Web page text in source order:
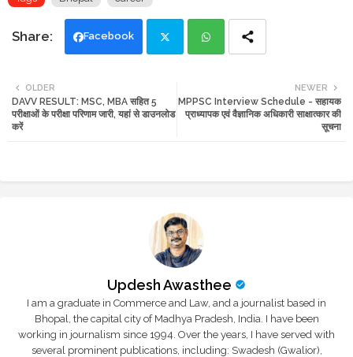
Facebook
ats
NEWER
MPPSC Interview Schedule - सहायक
प्राध्यापक एवं वैज्ञानिक अधिकारी साक्षात्कार की
सूचना
OLDER
DAVV RESULT: MSC, MBA सहित 5
परीक्षाओं के परीक्षा परिणाम जारी, यहां से डाउनलोड
करें
Updesh Awasthee
I am a graduate in Commerce and Law, and a journalist based in
Bhopal, the capital city of Madhya Pradesh, India. I have been
working in journalism since 1994. Over the years, I have served with
several prominent publications, including: Swadesh (Gwalior),